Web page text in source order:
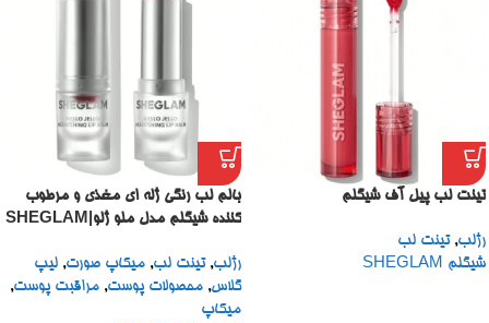
تینت لب پیل آف شیگلم
رژلب, تینت لب
شیگلم SHEGLAM
بالم لب رنگی ژله ای مغذی و مرطوب
کننده شیگلم مدل ملو ژلو|SHEGLAM
LIP BALM 4G
رژلب, تینت لب, میکاپ صورت, لیپ
گلاس, محصولات پوست, مراقبت پوست,
میکاپ